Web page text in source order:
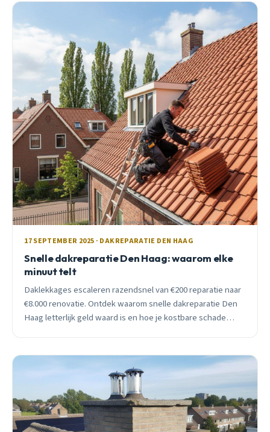
17 SEPTEMBER 2025 · DAKREPARATIE DEN HAAG
Snelle dakreparatie Den Haag: waarom elke
minuut telt
Daklekkages escaleren razendsnel van €200 reparatie naar
€8.000 renovatie. Ontdek waarom snelle dakreparatie Den
Haag letterlijk geld waard is en hoe je kostbare schade